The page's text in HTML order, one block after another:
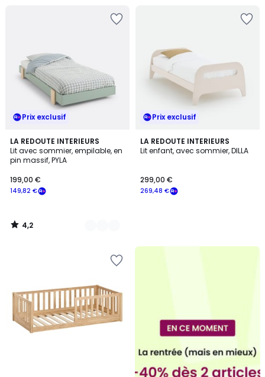
189,86
Prix exclusif
LA REDOUTE INTERIEURS
Lit avec sommier, empilable, en
pin massif, PYLA
149,82 €
199,00 €
4,2
/ 5
3
Couleurs
4,2
/
Prix exclusif
LA REDOUTE INTERIEURS
Lit enfant, avec sommier, DILLA
269,48 €
299,00 €